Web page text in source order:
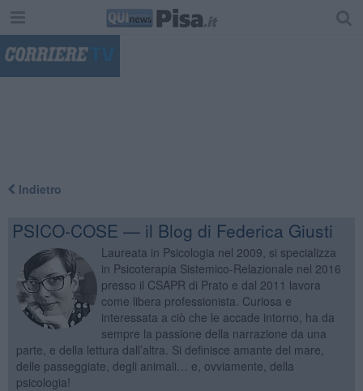
Indietro
PSICO-COSE — il Blog di Federica Giusti
Laureata in Psicologia nel 2009, si specializza
in Psicoterapia Sistemico-Relazionale nel 2016
presso il CSAPR di Prato e dal 2011 lavora
come libera professionista. Curiosa e
interessata a ciò che le accade intorno, ha da
sempre la passione della narrazione da una
parte, e della lettura dall’altra. Si definisce amante del mare,
delle passeggiate, degli animali… e, ovviamente, della
psicologia!